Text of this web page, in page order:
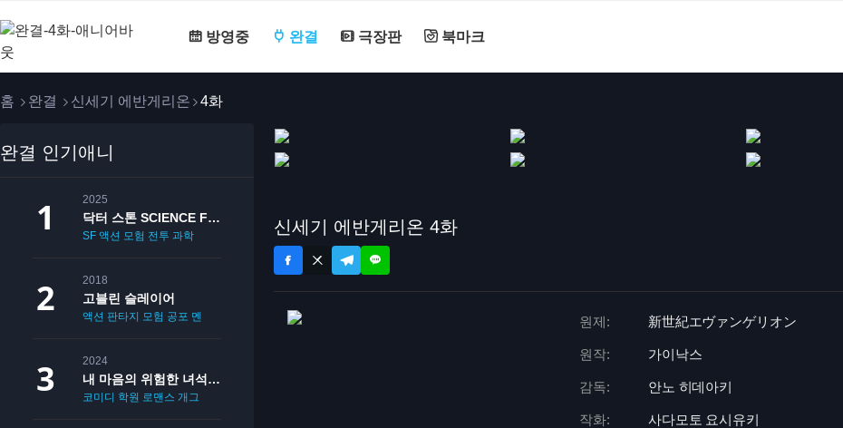
방영중 완결 극장판 북마크
홈 완결 신세기 에반게리온 4화
완결 인기애니
2025
닥터 스톤 SCIENCE FUTURE
SF 액션 모험 전투 과학
2018
고블린 슬레이어
액션 판타지 모험 공포 멘붕
2024
내 마음의 위험한 녀석 2기
코미디 학원 로맨스 개그
신세기 에반게리온 4화
원제: 新世紀エヴァンゲリオン
원작: 가이낙스
감독: 안노 히데아키
작화: 사다모토 요시유키